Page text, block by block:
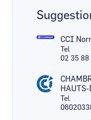
CCI
Tel
02 35 88
HAUTS-
Tel